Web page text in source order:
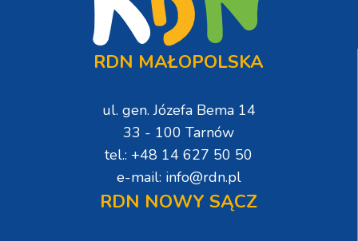
RDN MAŁOPOLSKA
ul. gen. Józefa Bema 14
33 - 100 Tarnów
tel.: +48 14 627 50 50
e-mail: info@rdn.pl
RDN NOWY SĄCZ